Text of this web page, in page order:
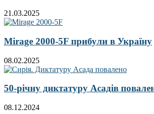
21.03.2025
Mirage 2000-5F прибули в Україну
08.02.2025
50-річну диктатуру Асадів
08.12.2024